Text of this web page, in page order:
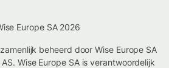
Europe SA 2026
beheerd door Wise Europe SA
Wise Europe SA is verantwoordelijk